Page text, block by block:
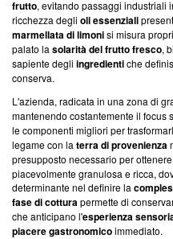
frutto, evitando passaggi industriali
ricchezza degli oli essenziali
marmellata di limonisi misura
palato la solarità del frutto fresco,
sapiente degli ingredientiche
conserva.
L'azienda, radicata in una zona di
mantenendo costantemente il focus
le componenti migliori per
legame con la terra di provenienza
presupposto necessario per
piacevolmente granulosa e ricca,
determinante nel definire la
fase di cotturapermette di
che anticipano l'esperienza
piacere gastronomicoimmediato.